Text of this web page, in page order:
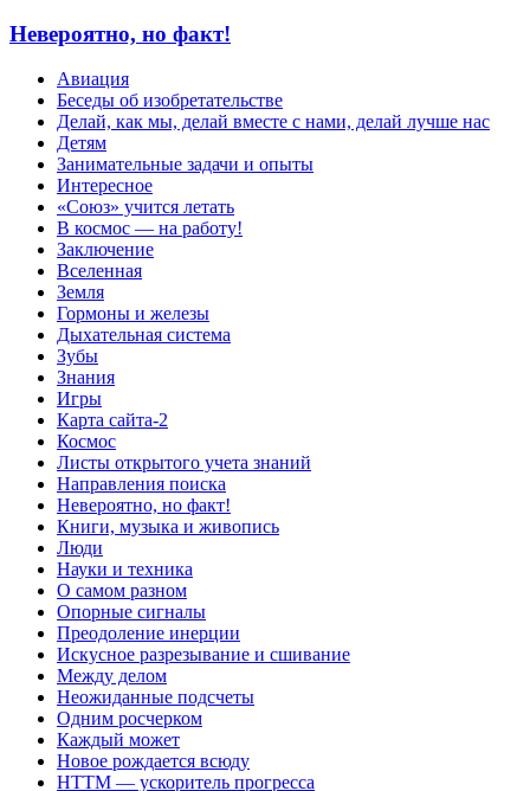
Невероятно, но факт!
Авиация
Беседы об изобретательстве
Делай, как мы, делай вместе с нами, делай лучше нас
Детям
Занимательные задачи и опыты
Интересное
«Союз» учится летать
В космос — на работу!
Заключение
Вселенная
Земля
Гормоны и железы
Дыхательная система
Зубы
Знания
Игры
Карта сайта-2
Космос
Листы открытого учета знаний
Направления поиска
Невероятно, но факт!
Книги, музыка и живопись
Люди
Науки и техника
О самом разном
Опорные сигналы
Преодоление инерции
Искусное разрезывание и сшивание
Между делом
Неожиданные подсчеты
Одним росчерком
Каждый может
Новое рождается всюду
НТТМ — ускоритель прогресса